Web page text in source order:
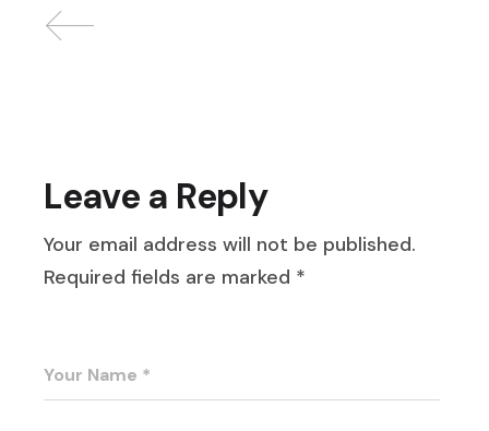
Leave a Reply
Your email address will not be published.
Required fields are marked *